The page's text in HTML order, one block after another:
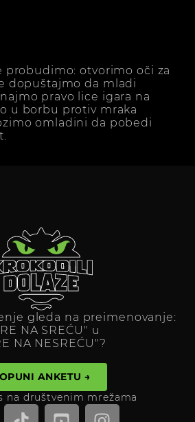
probudimo: otvorimo oči za
dopuštajmo da mladi
pravo lice igara na
u borbu protiv mraka
omladini da pobedi
gleda na preimenovanje:
NA SREĆU" u
NA NESREĆU"?
ANKETU →
na društvenim mrežama